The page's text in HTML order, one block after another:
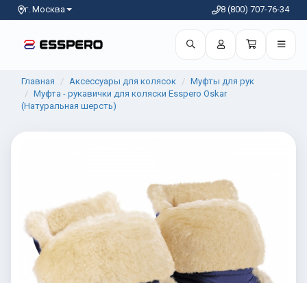
г. Москва 8 (800) 707-76-34
Главная Аксессуары для колясок
Муфты для рук
Муфта - рукавички для коляски Esspero Oskar
(Натуральная шерсть)